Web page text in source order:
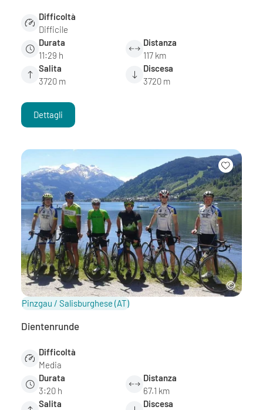
Difficoltà
Difficile
Durata
11:29 h
Distanza
117 km
Salita
3720 m
Discesa
3720 m
Dettagli
Pinzgau / Salisburghese (AT)
Dientenrunde
Difficoltà
Media
Durata
3:20 h
Distanza
67.1 km
Salita
Discesa